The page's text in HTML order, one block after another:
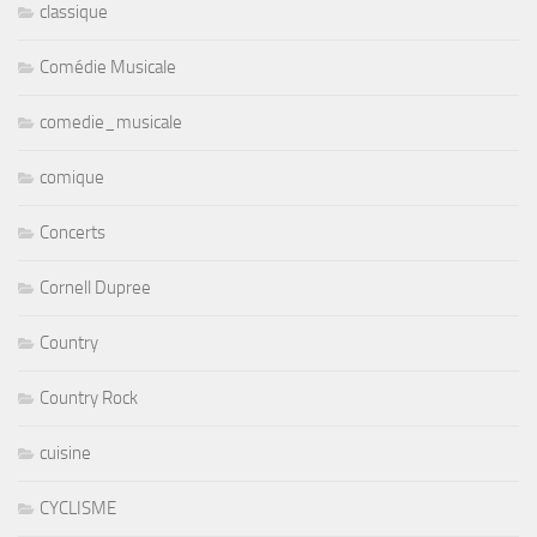
classique
Comédie Musicale
comedie_musicale
comique
Concerts
Cornell Dupree
Country
Country Rock
cuisine
CYCLISME